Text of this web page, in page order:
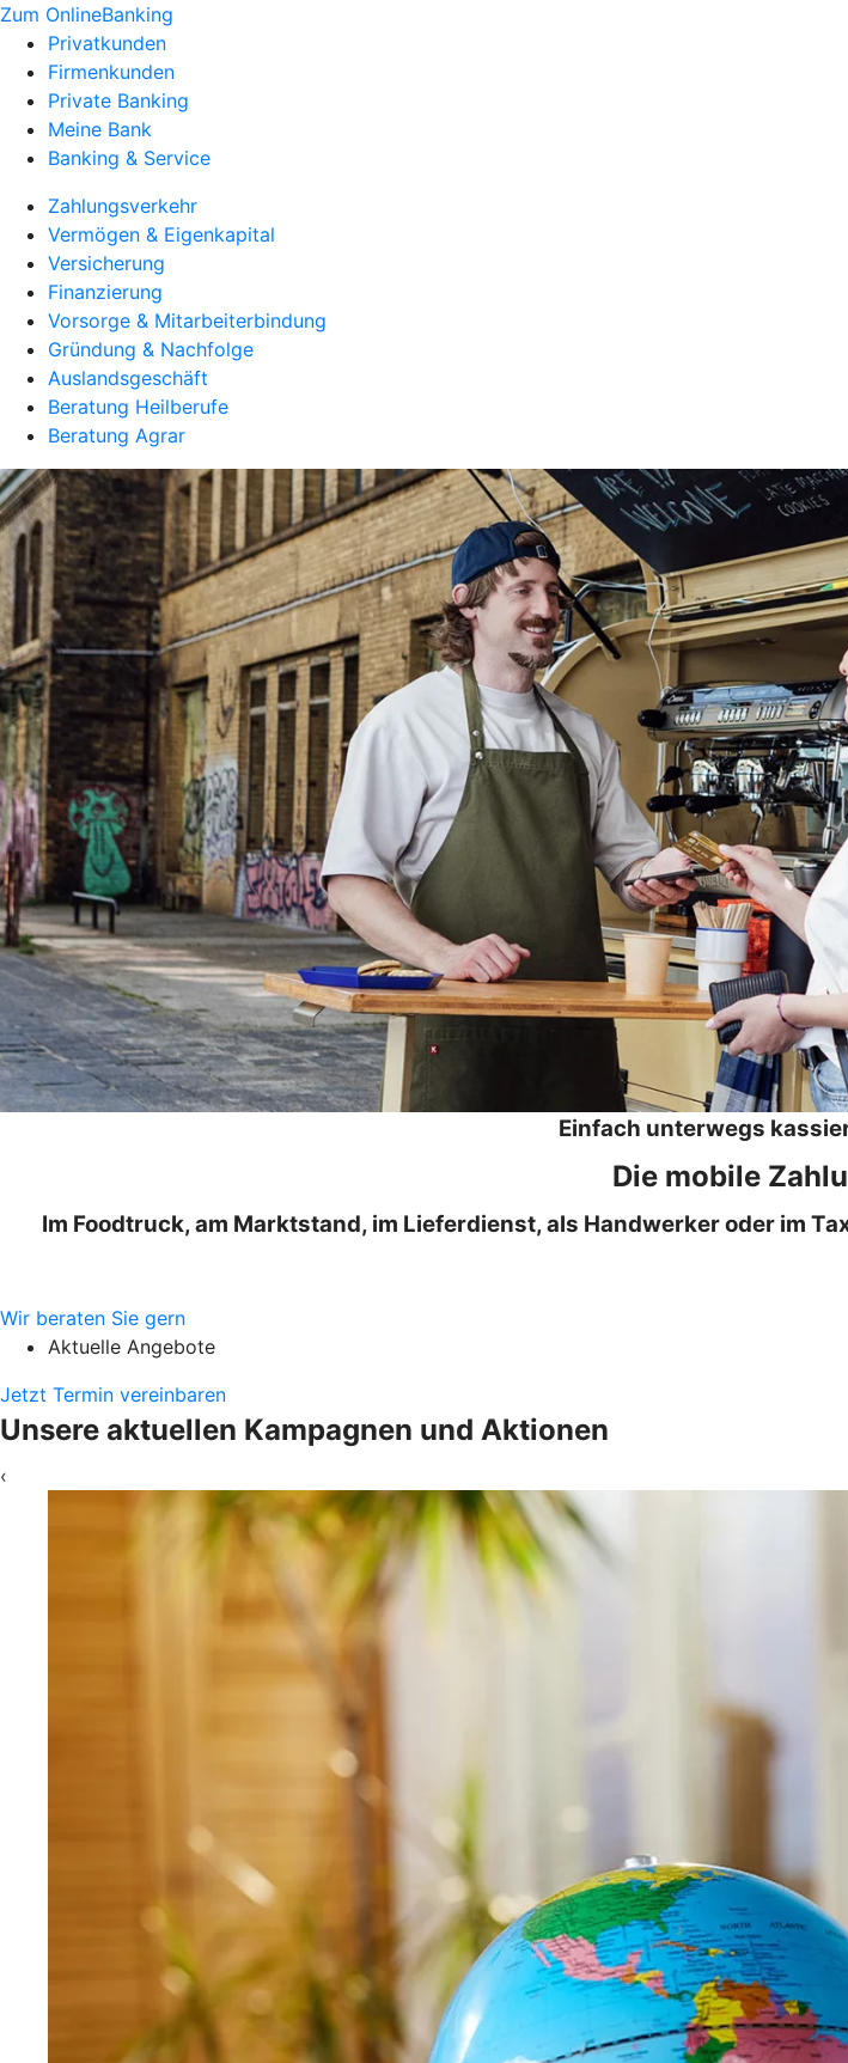
Zum OnlineBanking
Privatkunden
Firmenkunden
Private Banking
Meine Bank
Banking & Service
Zahlungsverkehr
Vermögen & Eigenkapital
Versicherung
Finanzierung
Vorsorge & Mitarbeiterbindung
Gründung & Nachfolge
Auslandsgeschäft
Beratung Heilberufe
Beratung Agrar
Einfach unterwegs
Die mobile
Im Foodtruck, am Marktstand, im Lieferdienst, als Handwerker oder im
Wir beraten Sie gern
Aktuelle Angebote
Jetzt Termin vereinbaren
Unsere aktuellen Kampagnen und Aktionen
‹